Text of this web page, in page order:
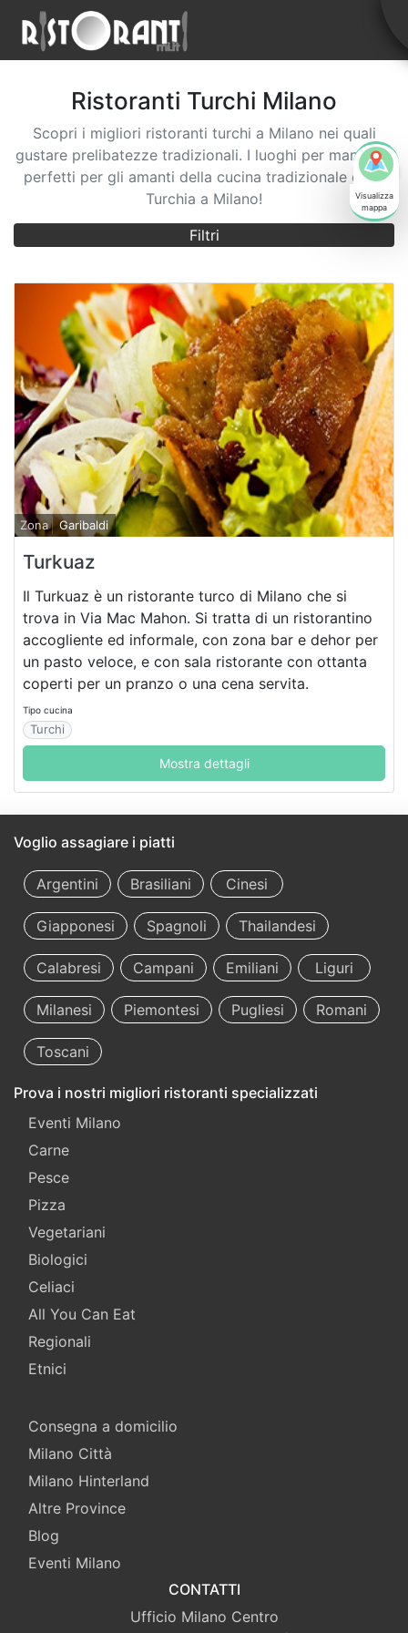
Ristoranti Turchi Milano
Scopri i migliori ristoranti turchi a Milano nei quali
gustare prelibatezze tradizionali. I luoghi per mangiare
perfetti per gli amanti della cucina tradizionale della
Turchia a Milano!
Zona Garibaldi
Turkuaz
Il Turkuaz è un ristorante turco di Milano che si
trova in Via Mac Mahon. Si tratta di un ristorantino
accogliente ed informale, con zona bar e dehor per
un pasto veloce, e con sala ristorante con ottanta
coperti per un pranzo o una cena servita.
Tipo cucina
Turchi
Mostra dettagli
Filtri
Voglio assagiare i piatti
Argentini Brasiliani Cinesi
Giapponesi Spagnoli Thailandesi
Calabresi Campani Emiliani Liguri
Milanesi Piemontesi Pugliesi Romani
Toscani
Prova i nostri migliori ristoranti specializzati
Eventi Milano
Carne
Pesce
Pizza
Vegetariani
Biologici
Celiaci
All You Can Eat
Regionali
Etnici
Consegna a domicilio
Milano Città
Milano Hinterland
Altre Province
Blog
Eventi Milano
CONTATTI
Ufficio Milano Centro